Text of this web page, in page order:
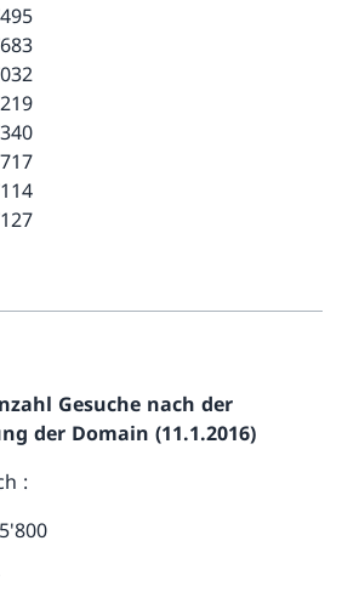
Gesuche nach der
der Domain (11.1.2016)
: